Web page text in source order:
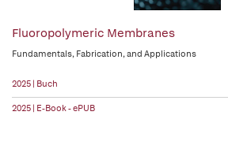
Fluoropolymeric Membranes
Fundamentals, Fabrication, and Applications
2025 | Buch
2025 | E-Book - ePUB